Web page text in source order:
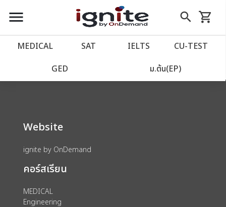
close
account_balance หน้าแรก
เว็บไซต์อิกไนท์
import_contacts วางแผนการเรียน
account_circle เข้าสู่ระบบ
assignment ลงทะเบียน
menu search
Skip
to
shopping_cart
รถเข็น
MEDICAL SAT IELTS CU‑TEST
GED ม.ต้น(EP)
We could not find anything for 80000177
Website
ignite by OnDemand
คอร์สเรียน
MEDICAL
Engineering